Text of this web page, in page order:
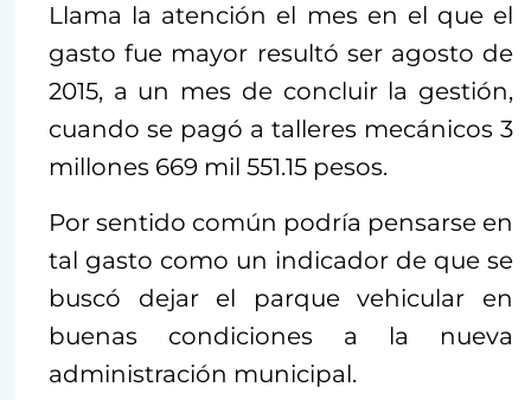
Llama la atención el mes en el que el
gasto fue mayor resultó ser agosto de
2015, a un mes de concluir la gestión,
cuando se pagó a talleres mecánicos 3
millones 669 mil 551.15 pesos.
Por sentido común podría pensarse en
tal gasto como un indicador de que se
buscó dejar el parque vehicular en
buenas condiciones a la nueva
administración municipal.